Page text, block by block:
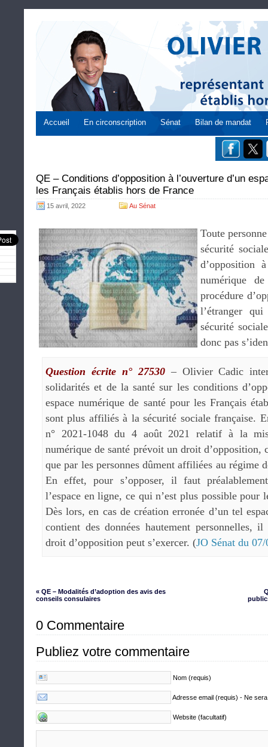
Accueil En circonscription Sénat Bilan de mandat
QE – Conditions d’opposition à l’ouverture d’un
les Français établis hors de France
15 avril, 2022 Au Sénat
Toute
sécurité
d’opposition
numérique
procédure
l’étranger
sécurité
donc pas
Question écrite n° 27530– Olivier Cadic
solidarités et de la santé sur les conditions
espace numérique de santé pour les Français
sont plus affiliés à la sécurité sociale française.
n° 2021-1048 du 4 août 2021 relatif à la
numérique de santé prévoit un droit d’opposition,
que par les personnes dûment affiliées au régime
En effet, pour s’opposer, il faut
l’espace en ligne, ce qui n’est plus possible pour
Dès lors, en cas de création erronée d’un tel
contient des données hautement personnelles,
droit d’opposition peut s’exercer. (JO Sénat du
« QE – Modalités d’adoption des avis des
conseils consulaires
0 Commentaire
Publiez votre commentaire
Nom (requis)
Adresse email (requis) - Ne
Website (facultatif)